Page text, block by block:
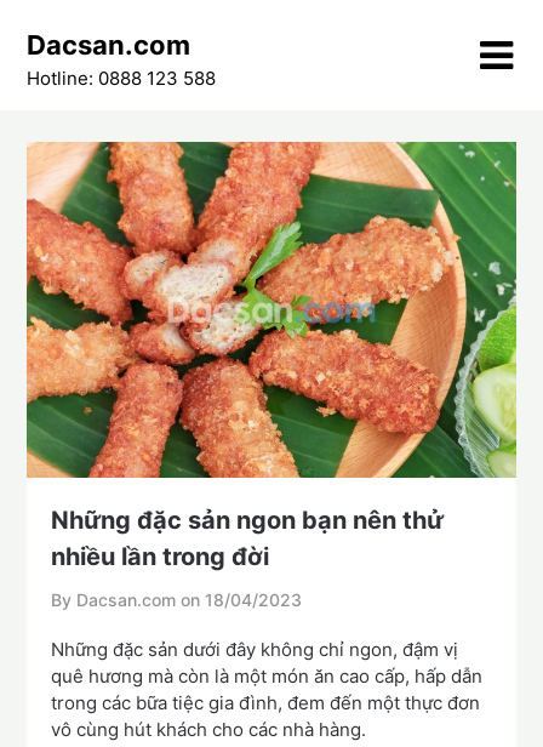
content
Dacsan.com
Hotline: 0888 123 588
Những đặc sản ngon bạn nên thử
nhiều lần trong đời
By Dacsan.com on 18/04/2023
Những đặc sản dưới đây không chỉ ngon, đậm vị
quê hương mà còn là một món ăn cao cấp, hấp dẫn
trong các bữa tiệc gia đình, đem đến một thực đơn
vô cùng hút khách cho các nhà hàng.